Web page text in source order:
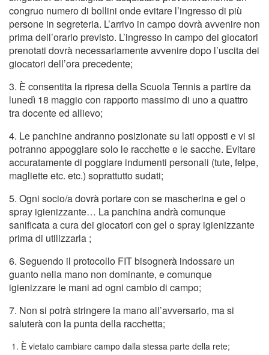
congruo numero di bollini onde evitare l’ingresso di più
persone in segreteria. L’arrivo in campo dovrà avvenire non
prima dell’orario previsto. L’ingresso in campo dei giocatori
prenotati dovrà necessariamente avvenire dopo l’uscita dei
giocatori dell’ora precedente;
3. È consentita la ripresa della Scuola Tennis a partire da
lunedì 18 maggio con rapporto massimo di uno a quattro
tra docente ed allievo;
4. Le panchine andranno posizionate su lati opposti e vi si
potranno appoggiare solo le racchette e le sacche. Evitare
accuratamente di poggiare indumenti personali (tute, felpe,
magliette etc. etc.) soprattutto sudati;
5. Ogni socio/a dovrà portare con se mascherina e gel o
spray igienizzante… La panchina andrà comunque
sanificata a cura dei giocatori con gel o spray igienizzante
prima di utilizzarla ;
6. Seguendo il protocollo FIT bisognerà indossare un
guanto nella mano non dominante, e comunque
igienizzare le mani ad ogni cambio di campo;
7. Non si potrà stringere la mano all’avversario, ma si
saluterà con la punta della racchetta;
È vietato cambiare campo dalla stessa parte della rete;